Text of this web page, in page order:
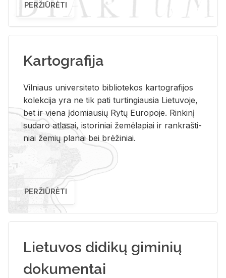
PERŽIŪRĖTI
Kartografija
Vil­niaus uni­ver­si­te­to bi­b­lio­te­kos kar­to­gra­fi­jos
ko­lek­ci­ja yra ne tik pati tur­tin­giau­sia Lie­tu­vo­je,
bet ir vie­na įdo­miau­sių Rytų Eu­ro­po­je. Rin­ki­nį
su­da­ro at­la­sai, is­to­ri­niai že­mė­la­piai ir rank­raš­ti­
niai že­mių pla­nai bei brė­ži­niai.
PERŽIŪRĖTI
Lietuvos didikų giminių
dokumentai